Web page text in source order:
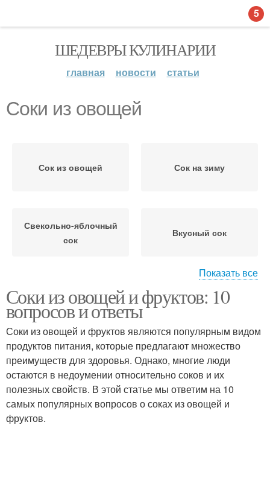
ШЕДЕВРЫ КУЛИНАРИИ
главная новости статьи
Соки из овощей
Сок из овощей Сок на зиму
Свекольно-яблочный
сок
Вкусный сок
Магазинные соки Овощные соки
Фруктово-овощные
соки
Овощной сок
Показать все
Соки из овощей и фруктов: 10
вопросов и ответы
Соки из овощей и фруктов являются популярным видом
продуктов питания, которые предлагают множество
преимуществ для здоровья. Однако, многие люди
остаются в недоумении относительно соков и их
полезных свойств. В этой статье мы ответим на 10
самых популярных вопросов о соках из овощей и
фруктов.
5